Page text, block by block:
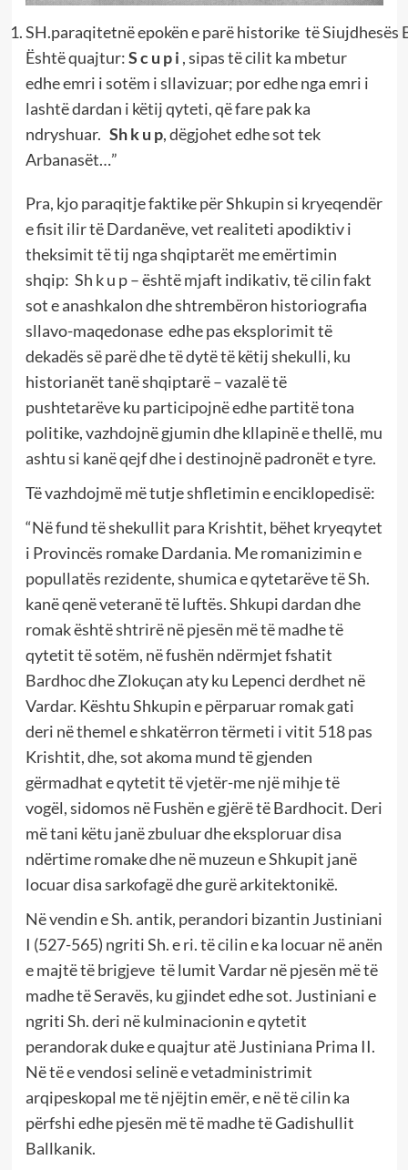
SH.paraqitetnë epokën e parë historike të
Është quajtur:S c u p i , sipas të cilit ka mbetur
edhe emri i sotëm i sllavizuar; por edhe nga emri i
lashtë dardan i këtij qyteti, që fare pak ka
ndryshuar. Sh k u p, dëgjohet edhe sot tek
Arbanasët…”
Pra, kjo paraqitje faktike për Shkupin si kryeqendër
e fisit ilir të Dardanëve, vet realiteti apodiktiv i
theksimit të tij nga shqiptarët me emërtimin
shqip: Sh k u p – është mjaft indikativ, të cilin fakt
sot e anashkalon dhe shtrembëron historiografia
sllavo-maqedonase edhe pas eksplorimit të
dekadës së parë dhe të dytë të këtij shekulli, ku
historianët tanë shqiptarë – vazalë të
pushtetarëve ku participojnë edhe partitë tona
politike, vazhdojnë gjumin dhe kllapinë e thellë, mu
ashtu si kanë qejf dhe i destinojnë padronët e tyre.
Të vazhdojmë më tutje shfletimin e enciklopedisë:
“Në fund të shekullit para Krishtit, bëhet kryeqytet
i Provincës romake Dardania. Me romanizimin e
popullatës rezidente, shumica e qytetarëve të Sh.
kanë qenë veteranë të luftës. Shkupi dardan dhe
romak është shtrirë në pjesën më të madhe të
qytetit të sotëm, në fushën ndërmjet fshatit
Bardhoc dhe Zlokuçan aty ku Lepenci derdhet në
Vardar. Kështu Shkupin e përparuar romak gati
deri në themel e shkatërron tërmeti i vitit 518 pas
Krishtit, dhe, sot akoma mund të gjenden
gërmadhat e qytetit të vjetër-me një mihje të
vogël, sidomos në Fushën e gjërë të Bardhocit. Deri
më tani këtu janë zbuluar dhe eksploruar disa
ndërtime romake dhe në muzeun e Shkupit janë
locuar disa sarkofagë dhe gurë arkitektonikë.
Në vendin e Sh. antik, perandori bizantin Justiniani
I (527-565) ngriti Sh. e ri. të cilin e ka locuar në anën
e majtë të brigjeve të lumit Vardar në pjesën më të
madhe të Seravës, ku gjindet edhe sot. Justiniani e
ngriti Sh. deri në kulminacionin e qytetit
perandorak duke e quajtur atë Justiniana Prima II.
Në të e vendosi selinë e vetadministrimit
arqipeskopal me të njëjtin emër, e në të cilin ka
përfshi edhe pjesën më të madhe të Gadishullit
Ballkanik.